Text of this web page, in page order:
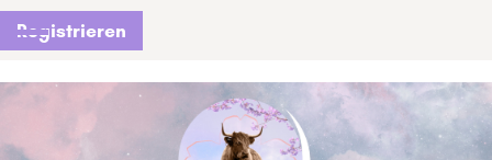
Registrieren